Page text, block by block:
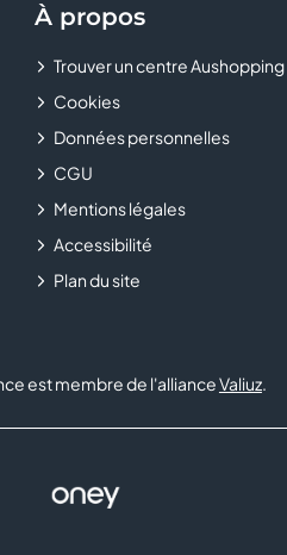
À propos
Trouver un centre Aushopping
Cookies
Données personnelles
CGU
Mentions légales
Accessibilité
Plan du site
est membre de l'allianceValiuz.